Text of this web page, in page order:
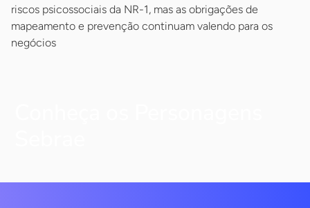
riscos psicossociais da NR-1, mas as obrigações de
mapeamento e prevenção continuam valendo para os
negócios